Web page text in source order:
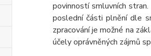
povinností smluvních
poslední části plnění dle
zpracování je možné na
účely oprávněných zájmů